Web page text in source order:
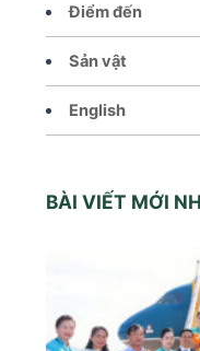
Điểm đến
Sản vật
English
BÀI VIẾT MỚI